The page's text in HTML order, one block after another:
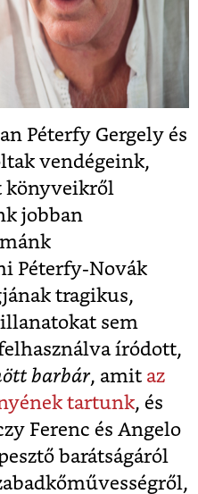
Péterfy Gergely és
vendégeink,
könyveikről
jobban
Péterfy-Novák
tragikus,
sem
íródott,
barbár, amit az
tartunk, és
Ferenc és Angelo
barátságáról